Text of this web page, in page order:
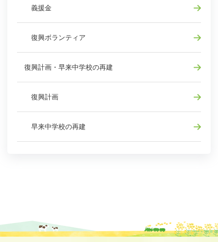
義援金
復興ボランティア
復興計画・早来中学校の再建
復興計画
早来中学校の再建